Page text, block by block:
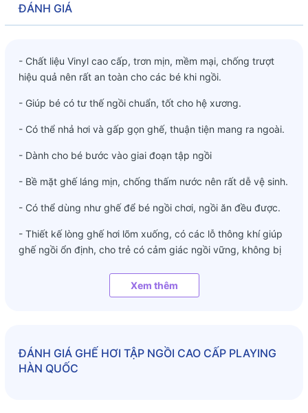
ĐÁNH GIÁ
- Chất liệu Vinyl cao cấp, trơn mịn, mềm mại, chống trượt
hiệu quả nên rất an toàn cho các bé khi ngồi.
- Giúp bé có tư thế ngồi chuẩn, tốt cho hệ xương.
- Có thể nhả hơi và gấp gọn ghế, thuận tiện mang ra ngoài.
- Dành cho bé bước vào giai đoạn tập ngồi
- Bề mặt ghế láng mịn, chống thấm nước nên rất dễ vệ sinh.
- Có thể dùng như ghế để bé ngồi chơi, ngồi ăn đều được.
- Thiết kế lòng ghế hơi lõm xuống, có các lỗ thông khí giúp
ghế ngồi ổn định, cho trẻ có cảm giác ngồi vững, không bị
- Thiết kế thành ghế cao, ôm sát khung người bé, đảm bảo
đã có chiếc ghế êm ái cho bé sử dụng.
- Khi không sử dụng hoặc muốn mang theo ra ngoài, mẹ chỉ
Xem thêm
ĐÁNH GIÁ GHẾ HƠI TẬP NGỒI CAO CẤP PLAYING
HÀN QUỐC